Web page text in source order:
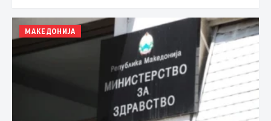
МАКЕДОНИЈА